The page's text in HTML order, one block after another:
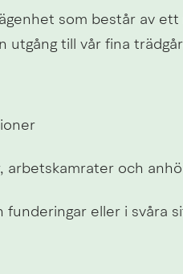
som består av ett
utgång till vår fina
arbetskamrater och
funderingar eller i svåra